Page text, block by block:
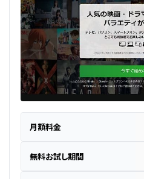
月額料金
無料お試し期間